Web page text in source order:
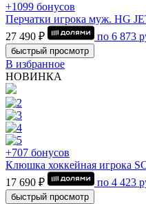
+1099 бонусов
Перчатки игрока муж. HG
27 490 ₽
по 6 873
быстрый просмотр
В избранное
НОВИНКА
+707 бонусов
Клюшка хоккейная игрока
17 690 ₽
по 4 423
быстрый просмотр